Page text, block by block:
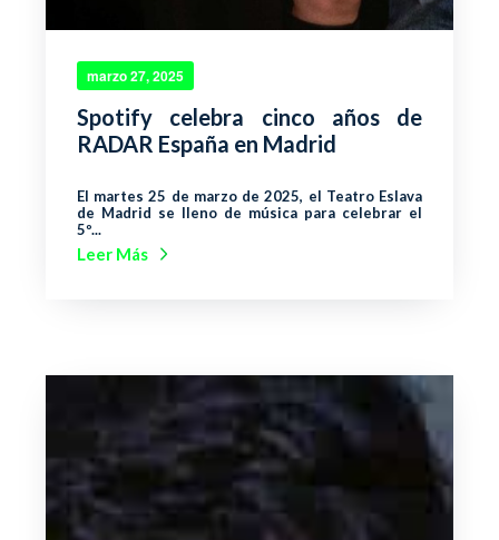
marzo 27, 2025
Spotify celebra cinco años de
RADAR España en Madrid
El martes 25 de marzo de 2025, el Teatro Eslava
de Madrid se lleno de música para celebrar el
5º...
Leer Más